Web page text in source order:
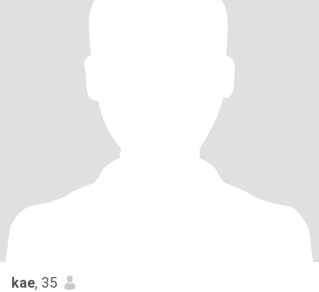
kae, 35